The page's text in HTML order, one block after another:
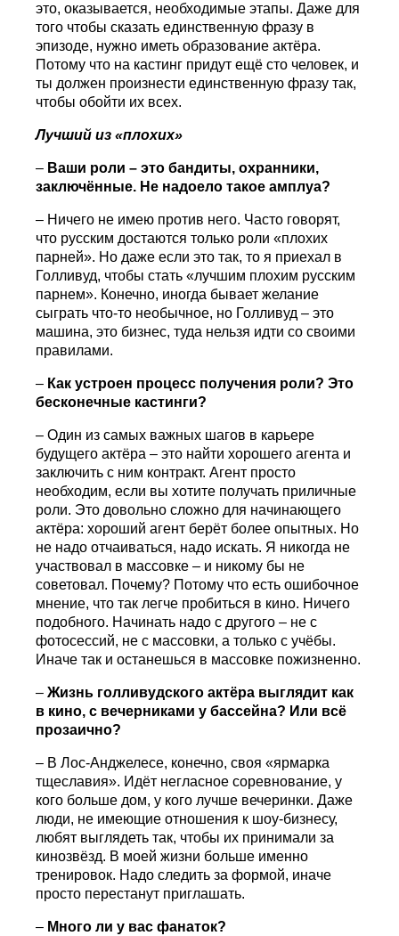
это, оказывается, необходимые этапы. Даже для
того чтобы сказать единственную фразу в
эпизоде, нужно иметь образование актёра.
Потому что на кастинг придут ещё сто человек, и
ты должен произнести единственную фразу так,
чтобы обойти их всех.
Лучший из «плохих»
– Ваши роли – это бандиты, охранники,
заключённые. Не надоело такое амплуа?
– Ничего не имею против него. Часто говорят,
что русским достаются только роли «плохих
парней». Но даже если это так, то я приехал в
Голливуд, чтобы стать «лучшим плохим русским
парнем». Конечно, иногда бывает желание
сыграть что-то необычное, но Голливуд – это
машина, это бизнес, туда нельзя идти со своими
правилами.
– Как устроен процесс получения роли? Это
бесконечные кастинги?
– Один из самых важных шагов в карьере
будущего актёра – это найти хорошего агента и
заключить с ним контракт. Агент просто
необходим, если вы хотите получать приличные
роли. Это довольно сложно для начинающего
актёра: хороший агент берёт более опытных. Но
не надо отчаиваться, надо искать. Я никогда не
участвовал в массовке – и никому бы не
советовал. Почему? Потому что есть ошибочное
мнение, что так легче пробиться в кино. Ничего
подобного. Начинать надо с другого – не с
фотосессий, не с массовки, а только с учёбы.
Иначе так и останешься в массовке пожизненно.
–Жизнь голливудского актёра выглядит как
в кино, с вечерниками у бассейна? Или всё
прозаично?
– В Лос-Анджелесе, конечно, своя «ярмарка
тщеславия». Идёт негласное соревнование, у
кого больше дом, у кого лучше вечеринки. Даже
люди, не имеющие отношения к шоу-бизнесу,
любят выглядеть так, чтобы их принимали за
кинозвёзд. В моей жизни больше именно
тренировок. Надо следить за формой, иначе
просто перестанут приглашать.
– Много ли у вас фанаток?